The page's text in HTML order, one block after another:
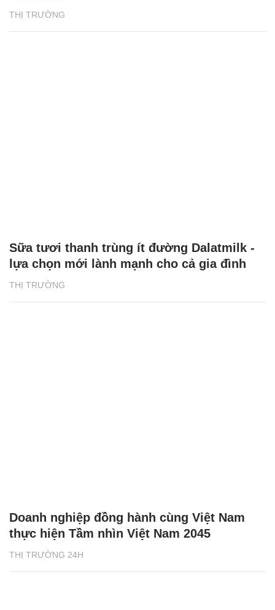
THỊ TRƯỜNG
THỊ TRƯỜNG
Sữa tươi thanh trùng ít đường Dalatmilk -
lựa chọn mới lành mạnh cho cả gia đình
THỊ TRƯỜNG 24H
Doanh nghiệp đồng hành cùng Việt Nam
thực hiện Tầm nhìn Việt Nam 2045